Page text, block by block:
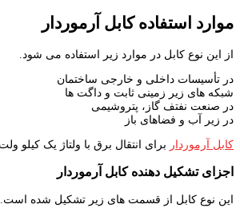
موارد استفاده کابل آرموردار
از این نوع کابل در موارد زیر استفاده می شود.
در تأسیسات داخلی و خارجی ساختمان
شبکه های زیر زمینی ثابت و داگت ها
در صنعت نفتف گاز، پتروشیمی
در زیر آب و فضاهای باز
کابل آرموردار برای انتقال برق با ولتاژ یک
اجزای تشکیل دهنده کابل آرموردار
این نوع کابل از قسمت های زیر تشکیل شده است.